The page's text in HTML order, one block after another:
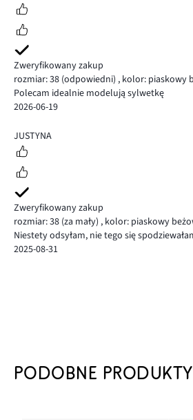
Zweryfikowany zakup
rozmiar: 38 (odpowiedni) , kolor: piaskowy
Polecam idealnie modelują sylwetkę
2026-06-19
2
JUSTYNA
Zweryfikowany zakup
rozmiar: 38 (za mały) , kolor: piaskowy
Niestety odsyłam, nie tego się
2025-08-31
PODOBNE PRODUKTY